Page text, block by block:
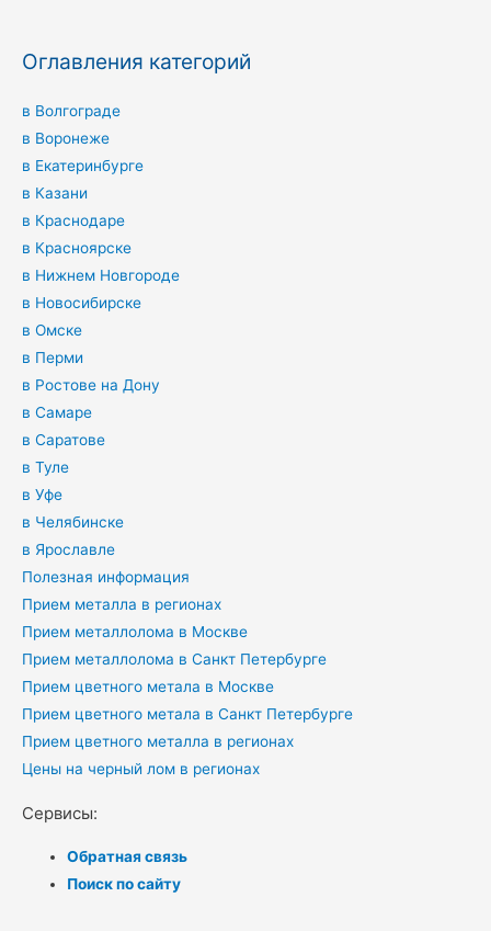
Оглавления категорий
в Волгограде
в Воронеже
в Екатеринбурге
в Казани
в Краснодаре
в Красноярске
в Нижнем Новгороде
в Новосибирске
в Омске
в Перми
в Ростове на Дону
в Самаре
в Саратове
в Туле
в Уфе
в Челябинске
в Ярославле
Полезная информация
Прием металла в регионах
Прием металлолома в Москве
Прием металлолома в Санкт Петербурге
Прием цветного метала в Москве
Прием цветного метала в Санкт Петербурге
Прием цветного металла в регионах
Цены на черный лом в регионах
Сервисы:
Обратная связь
Поиск по сайту